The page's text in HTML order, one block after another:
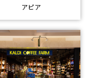
アピア